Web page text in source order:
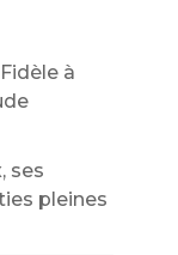
Fidèle à
ses
pleines